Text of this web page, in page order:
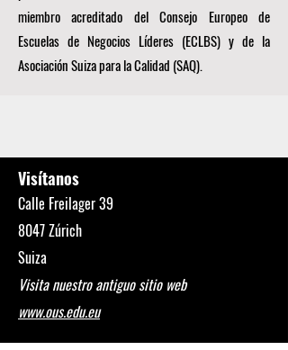
miembro acreditado delConsejo Europeo de
Escuelas de Negocios Líderes (ECLBS) y de la
Asociación Suiza para la Calidad (SAQ).
Visítanos
Calle Freilager 39
8047 Zúrich
Suiza
Visita nuestro antiguo sitio web
www.ous.edu.eu